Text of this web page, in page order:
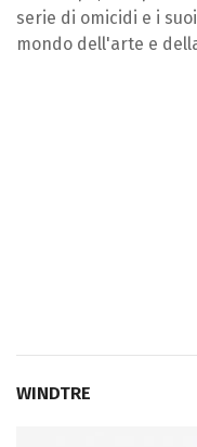
serie di omicidi e i
mondo dell'arte e
WINDTRE